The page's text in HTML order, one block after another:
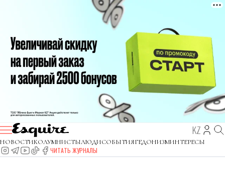
KZ
НОВОСТИКОЛУМНИСТЫЛЮДИСОБЫТИЯГЕДОНИЗМИНТЕРЕСЫ
ЧИТАТЬ ЖУРНАЛЫ